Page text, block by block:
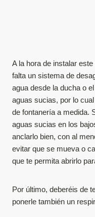
A la hora de instalar
falta un sistema de
agua desde la ducha o
aguas sucias, por lo
de fontanería a medida.
aguas sucias en los
anclarlo bien, con al
evitar que se mueva o
que te permita abrirlo
Por último, deberéis de
ponerle también un